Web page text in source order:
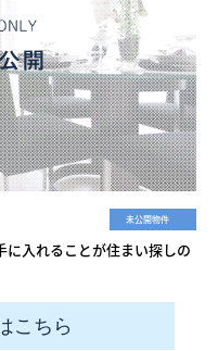
未公開物件
に入れることが住まい探しの
こちら